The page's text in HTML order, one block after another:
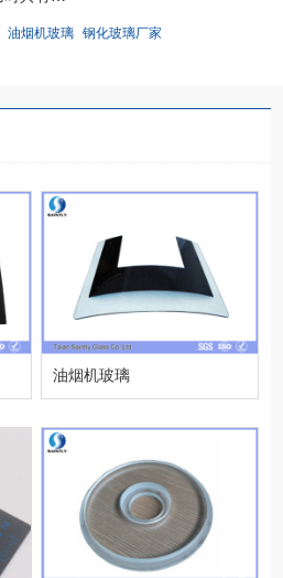
油烟机玻璃 钢化玻璃厂家
油烟机玻璃